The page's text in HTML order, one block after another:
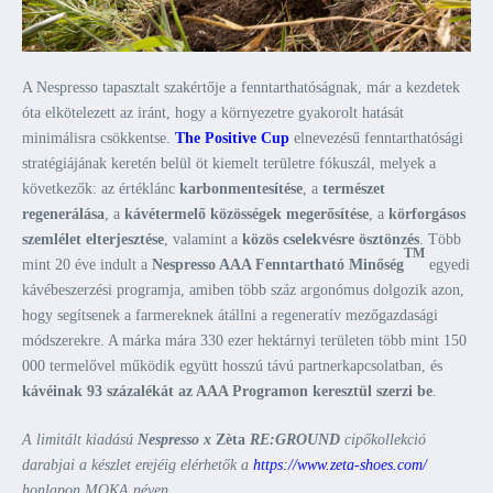
A Nespresso tapasztalt szakértője a fenntarthatóságnak, már a kezdetek
óta elkötelezett az iránt, hogy a környezetre gyakorolt hatását
minimálisra csökkentse. The Positive Cup elnevezésű fenntarthatósági
stratégiájának keretén belül öt kiemelt területre fókuszál, melyek a
következők: az értéklánc karbonmentesítése , a természet
regenerálása , a kávétermelő közösségek megerősítése , a körforgásos
szemlélet elterjesztése , valamint a közös cselekvésre ösztönzés . Több
mint 20 éve indult a Nespresso AAA Fenntartható Minőség
TM
egyedi
kávébeszerzési programja, amiben több száz argonómus dolgozik azon,
hogy segítsenek a farmereknek átállni a regeneratív mezőgazdasági
módszerekre. A márka mára 330 ezer hektárnyi területen több mint 150
000 termelővel működik együtt hosszú távú partnerkapcsolatban, és
kávéinak 93 százalékát az AAA Programon keresztül szerzi be
A limitált kiadású Nespresso x Zèta RE:GROUND cipőkollekció
darabjai a készlet erejéig elérhetők a https://www.zeta-shoes.com/